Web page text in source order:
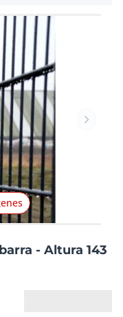
- Altura 143